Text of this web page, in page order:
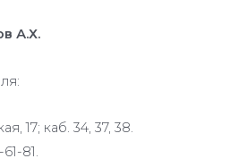
А.Х.
17; каб. 34, 37, 38.
81.